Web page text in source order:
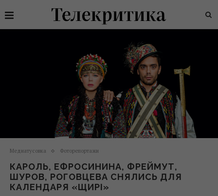
Медиатусовка Фоторепортажи
КАРОЛЬ, ЕФРОСИНИНА, ФРЕЙМУТ,
ШУРОВ, РОГОВЦЕВА СНЯЛИСЬ ДЛЯ
КАЛЕНДАРЯ «ЩИРІ»